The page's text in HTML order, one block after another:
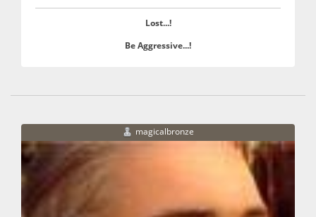
Lost...!
Be Aggressive...!
magicalbronze